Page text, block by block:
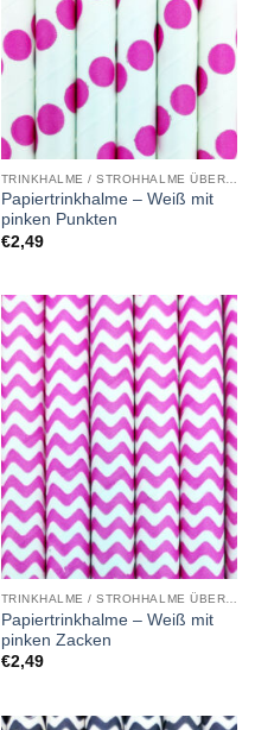
Papiertrinkhalme – Weiß mit
pinken Punkten
€2,49
Papiertrinkhalme – Weiß mit
pinken Zacken
€2,49